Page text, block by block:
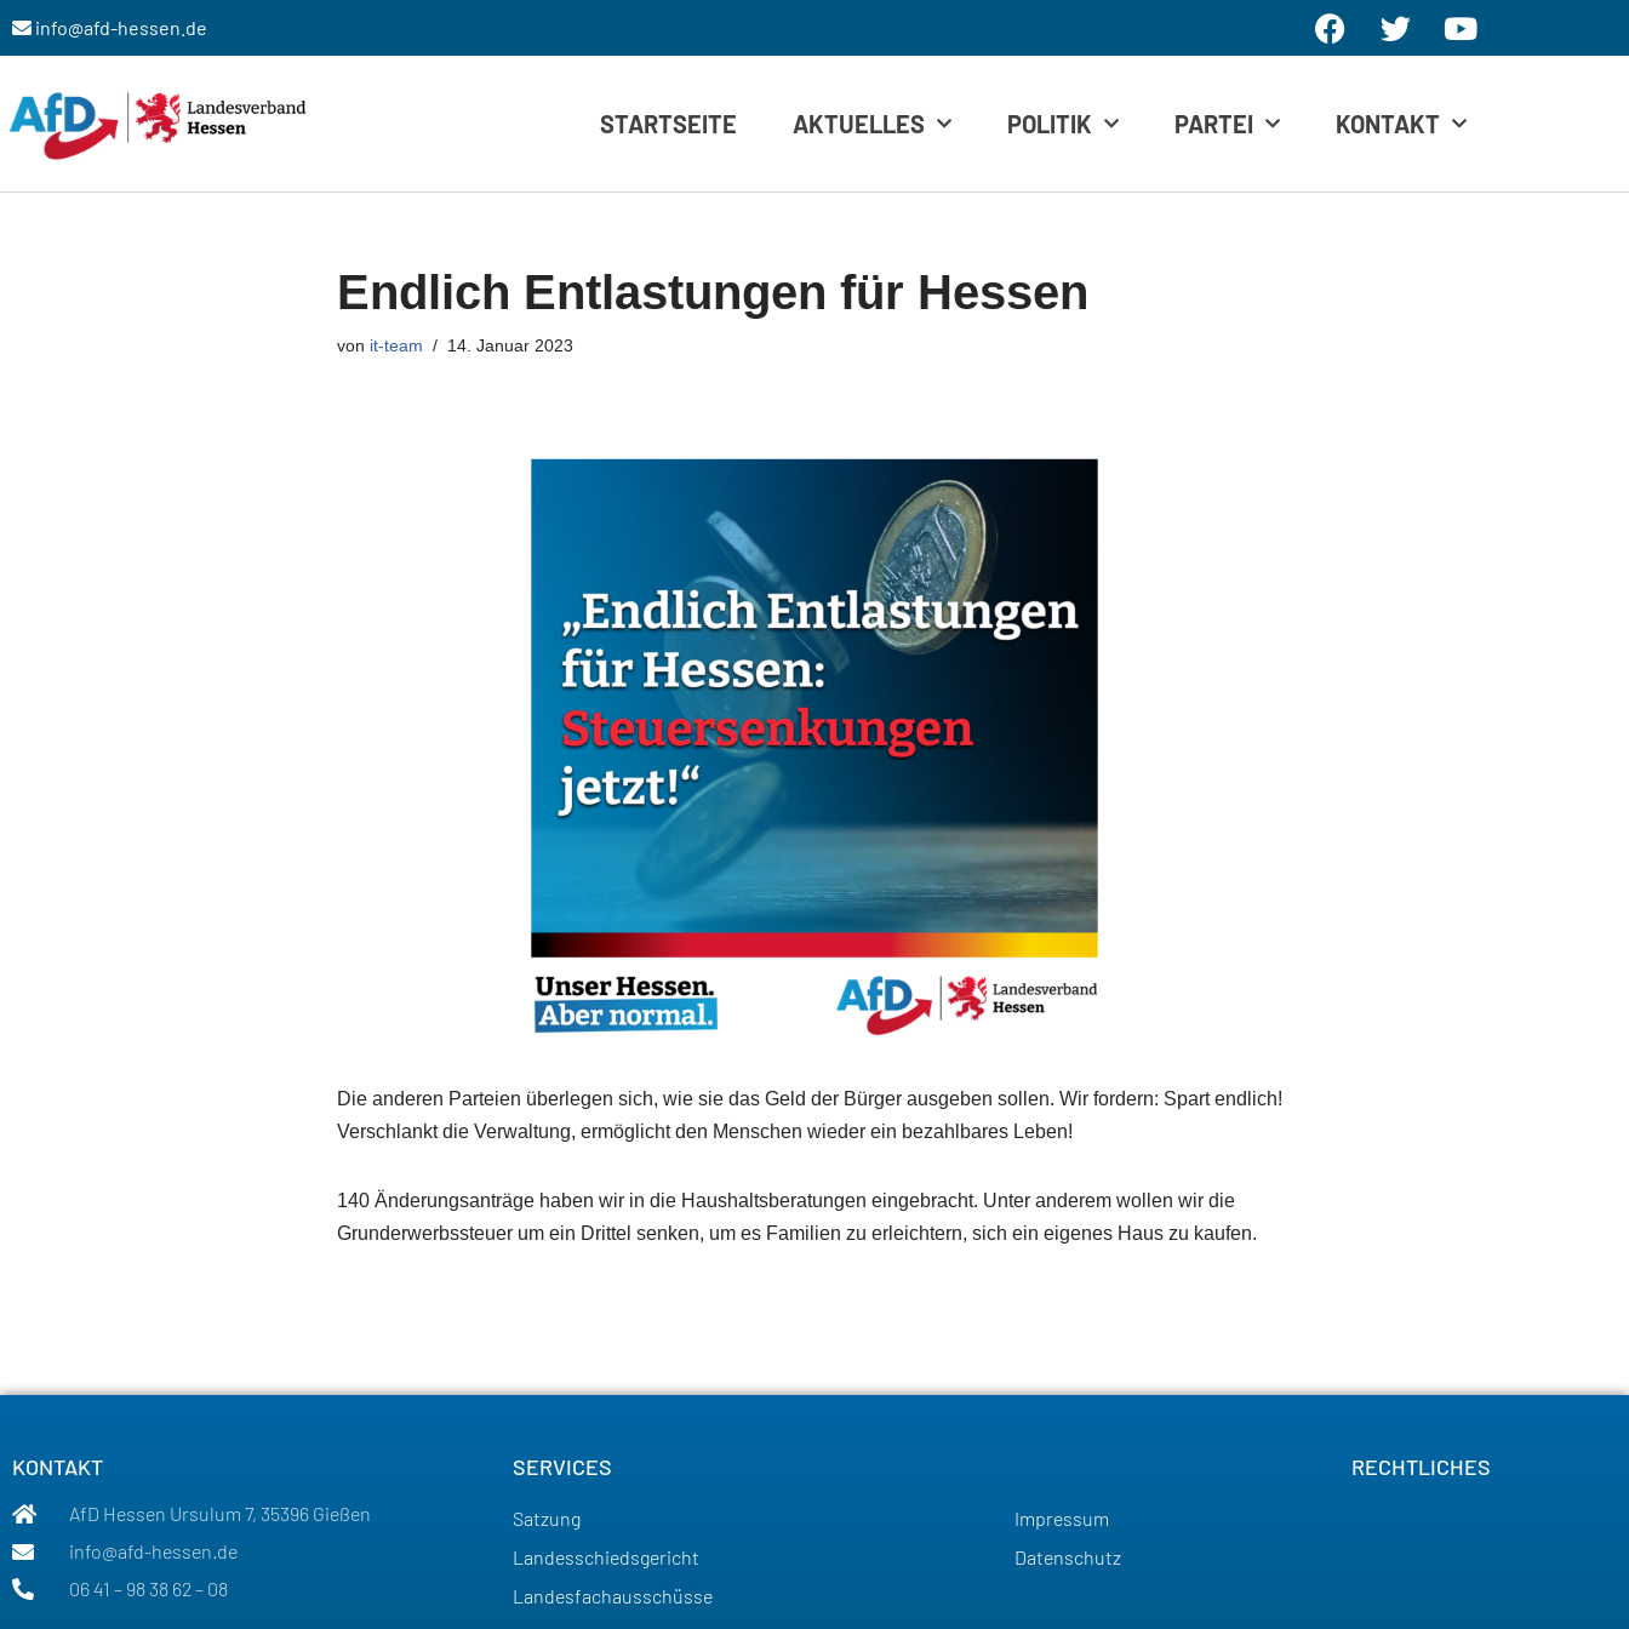
Inhalt
springen
info@afd-hessen.de
STARTSEITE AKTUELLES POLITIK PARTEI KONTAKT
Endlich Entlastungen für Hessen
von it-team 14. Januar 2023
Die anderen Parteien überlegen sich, wie sie das Geld der Bürger ausgeben sollen. Wir fordern: Spart endlich!
Verschlankt die Verwaltung, ermöglicht den Menschen wieder ein bezahlbares Leben!
140 Änderungsanträge haben wir in die Haushaltsberatungen eingebracht. Unter anderem wollen wir die
Grunderwerbssteuer um ein Drittel senken, um es Familien zu erleichtern, sich ein eigenes Haus zu kaufen.
KONTAKT
AfD Hessen Ursulum 7, 35396 Gießen
info@afd-hessen.de
06 41 – 98 38 62 – 08
SERVICES
Satzung
Landesschiedsgericht
Landesfachausschüsse
RECHTLICHES
Impressum
Datenschutz